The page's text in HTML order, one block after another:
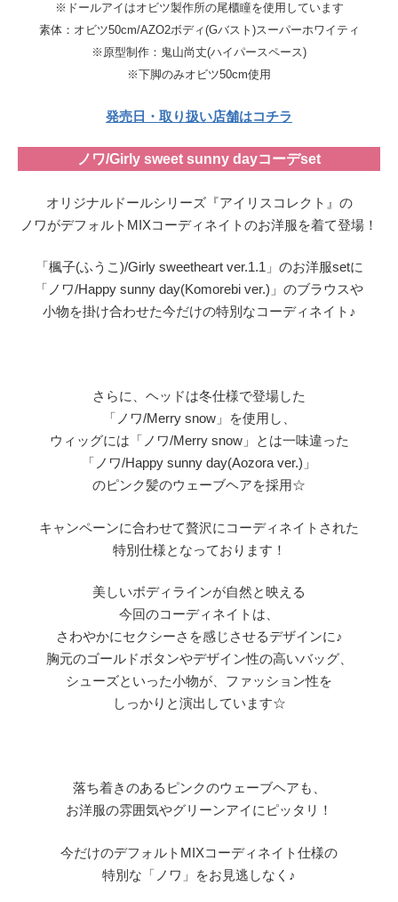
※ドールアイはオビツ製作所の尾櫃瞳を使用しています
素体：オビツ50cm/AZO2ボディ(Gバスト)スーパーホワイティ
※原型制作：鬼山尚丈(ハイパースペース)
※下脚のみオビツ50cm使用
発売日・取り扱い店舗はコチラ
ノワ/Girly sweet sunny dayコーデset
オリジナルドールシリーズ『アイリスコレクト』の
ノワがデフォルトMIXコーディネイトのお洋服を着て登場！
「楓子(ふうこ)/Girly sweetheart ver.1.1」のお洋服setに
「ノワ/Happy sunny day(Komorebi ver.)」のブラウスや
小物を掛け合わせた今だけの特別なコーディネイト♪
さらに、ヘッドは冬仕様で登場した
「ノワ/Merry snow」を使用し、
ウィッグには「ノワ/Merry snow」とは一味違った
「ノワ/Happy sunny day(Aozora ver.)」
のピンク髪のウェーブヘアを採用☆
キャンペーンに合わせて贅沢にコーディネイトされた
特別仕様となっております！
美しいボディラインが自然と映える
今回のコーディネイトは、
さわやかにセクシーさを感じさせるデザインに♪
胸元のゴールドボタンやデザイン性の高いバッグ、
シューズといった小物が、ファッション性を
しっかりと演出しています☆
落ち着きのあるピンクのウェーブヘアも、
お洋服の雰囲気やグリーンアイにピッタリ！
今だけのデフォルトMIXコーディネイト仕様の
特別な「ノワ」をお見逃しなく♪